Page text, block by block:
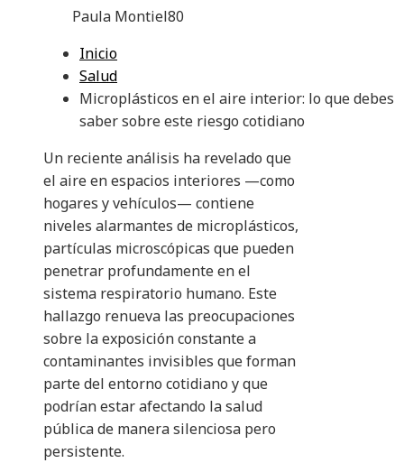
Paula Montiel80
Inicio
Salud
Microplásticos en el aire interior: lo que debes
saber sobre este riesgo cotidiano
Un reciente análisis ha revelado que
el aire en espacios interiores —como
hogares y vehículos— contiene
niveles alarmantes de microplásticos,
partículas microscópicas que pueden
penetrar profundamente en el
sistema respiratorio humano. Este
hallazgo renueva las preocupaciones
sobre la exposición constante a
contaminantes invisibles que forman
parte del entorno cotidiano y que
podrían estar afectando la salud
pública de manera silenciosa pero
persistente.